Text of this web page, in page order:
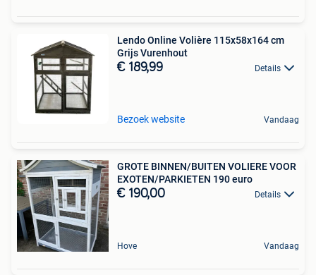
Lendo Online Volière 115x58x164 cm
Grijs Vurenhout
€ 189,99 Details
Bezoek website Vandaag
GROTE BINNEN/BUITEN VOLIERE VOOR
EXOTEN/PARKIETEN 190 euro
€ 190,00 Details
Hove Vandaag